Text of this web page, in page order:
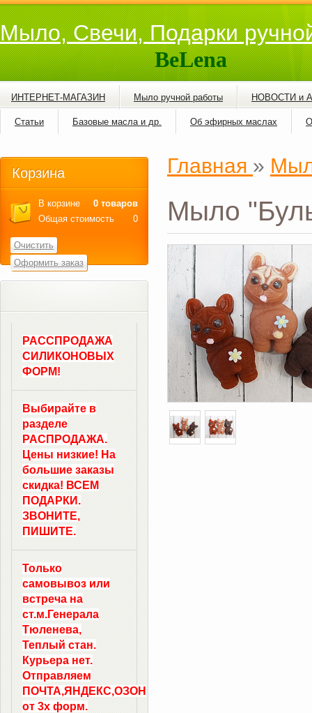
Мыло, Свечи, Подарки
BeLena
ИНТЕРНЕТ-МАГАЗИН Мыло ручной работы НОВОСТИ и
Статьи Базовые масла и др. Об эфирных маслах
Главная »
Мыло
Корзина
В корзине
0 товаров
Общая стоимость
0
Очистить
Оформить заказ
РАССПРОДАЖА
СИЛИКОНОВЫХ
ФОРМ!
Выбирайте в
разделе
РАСПРОДАЖА.
Цены низкие! На
большие заказы
скидка! ВСЕМ
ПОДАРКИ.
ЗВОНИТЕ,
ПИШИТЕ.
Только
самовывоз или
встреча на
ст.м.Генерала
Тюленева,
Теплый стан.
Курьера нет.
Отправляем
ПОЧТА,ЯНДЕКС,ОЗОН
от 3х форм.